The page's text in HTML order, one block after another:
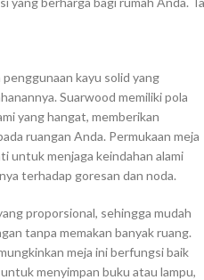
kayu solid yang
Suarwood memiliki pola
yang hangat, memberikan
ruangan Anda. Permukaan meja
untuk menjaga keindahan alami
terhadap goresan dan noda.
proporsional, sehingga mudah
tanpa memakan banyak ruang.
meja ini berfungsi baik
menyimpan buku atau lampu,